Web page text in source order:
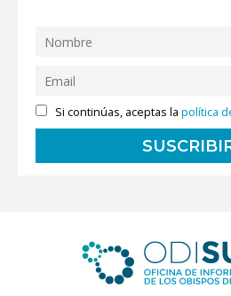
Si continúas, aceptas lapolítica